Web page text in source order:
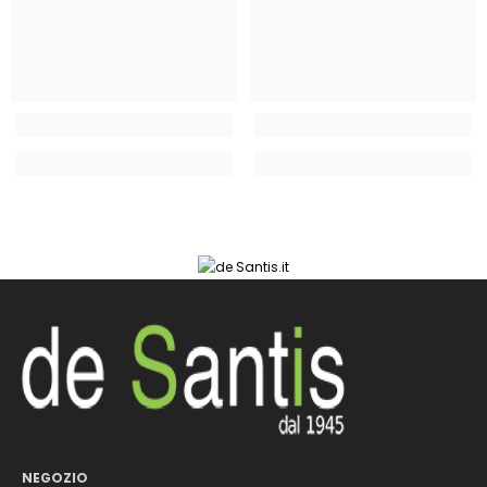
NEGOZIO